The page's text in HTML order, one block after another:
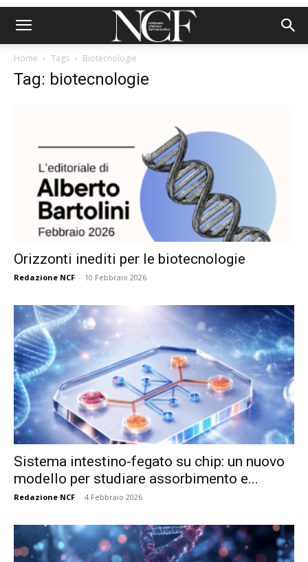
Home Tags Biotecnologie
Tag: biotecnologie
Orizzonti inediti per le biotecnologie
Redazione NCF - 10 Febbraio 2026
Sistema intestino-fegato su chip: un nuovo
modello per studiare assorbimento e...
Redazione NCF - 4 Febbraio 2026